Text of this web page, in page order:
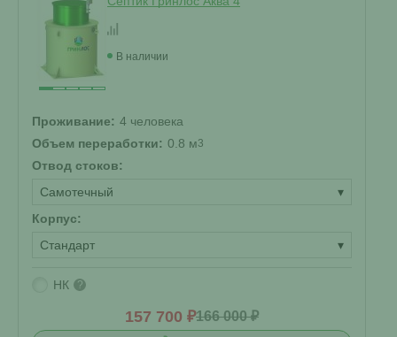
В наличии
Проживание: 4 человека
Объем переработки: 0.8 м3
Отвод стоков:
Самотечный
▾
Корпус:
Стандарт
▾
НК ?
157 700 ₽166 000 ₽